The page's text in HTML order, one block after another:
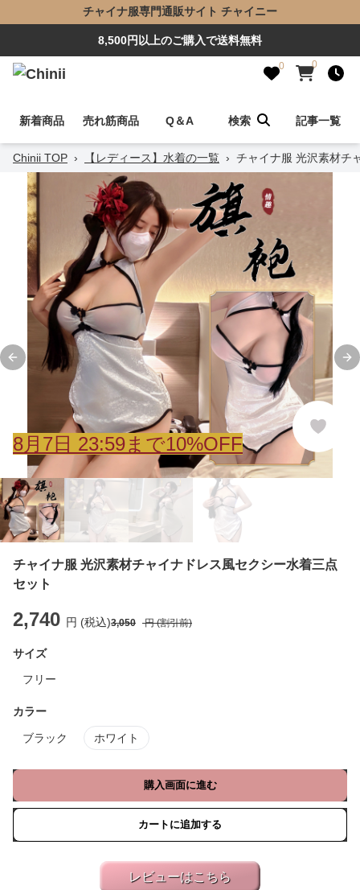
チャイナ服専門通販サイト チャイニー
8,500円以上のご購入で送料無料
0 0
新着商品 売れ筋商品 Q＆A 検索 記事一覧
Chinii TOP › 【レディース】水着の一覧 › チャイナ服 光沢素材チ
Previous slide
8月 7 日 23:59まで10%OFF
チャイナ服 光沢素材チャイナドレス風セクシー水着三点
セット
2,740 円 (税込)3,050 円 (割引前)
サイズ
フリー
カラー
ブラック ホワイト
購入画面に進む
カートに追加する
レビューはこちら